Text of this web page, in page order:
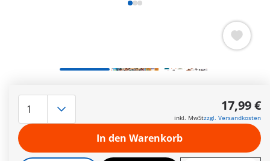
Köpfe, Arme, Beine und Körper lassen sich immer wieder
neu zusammenstellen
Mit Schatztruhe, Goldmünzen, Schatzkarte und
Felsenversteck für spannende Schatzsuchen
17,99 €
inkl. MwStzzgl. Versandkosten
In den Warenkorb